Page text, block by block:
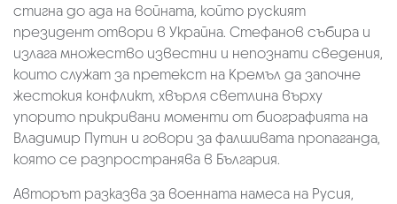
стигна до ада на войната, който руският
президент отвори в Украйна. Стефанов събира и
излага множество известни и непознати сведения,
които служат за претекст на Кремъл да започне
жестокия конфликт, хвърля светлина върху
упорито прикривани моменти от биографията на
Владимир Путин и говори за фалшивата пропаганда,
която се разпространява в България.
Авторът разказва за военната намеса на Русия,